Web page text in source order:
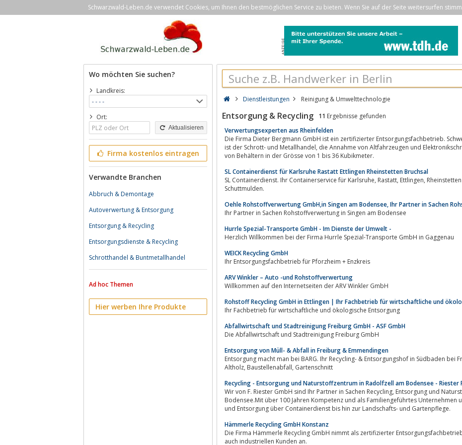
Schwarzwald-Leben.de verwendet Cookies, um Ihnen den bestmöglichen Service zu bieten. Wenn Sie auf der Seite weitersurfen
Wo möchten Sie suchen?
Landkreis:
Ort:
Aktualisieren
Firma kostenlos eintragen
Verwandte Branchen
Abbruch & Demontage
Autoverwertung & Entsorgung
Entsorgung & Recycling
Entsorgungsdienste & Recycling
Schrotthandel & Buntmetallhandel
Ad hoc Themen
Hier werben Ihre Produkte
Dienstleistungen Reinigung & Umwelttechnologie
Entsorgung & Recycling 11 Ergebnisse gefunden
Verwertungsexperten aus Rheinfelden
Die Firma Dieter Bergmann GmbH ist ein zertifizierter Entsorgungsfachbetrieb.
ist der Schrott- und Metallhandel, die Annahme von Altfahrzeugen und Elektronikschrott sowie die Gestellung und Abholung
von Behältern in der Grösse von 1 bis 36 Kubikmeter.
SL Containerdienst für Karlsruhe Rastatt Ettlingen Rheinstetten Bruchsal
SL Containerdienst. Ihr Containerservice für Karlsruhe, Rastatt, Ettlingen, Rheinstetten und Bruchsal. Wir bieten mehr als
Schuttmulden.
Oehle Rohstoffverwertung GmbH,in Singen am Bodensee, Ihr Partner in Sachen
Ihr Partner in Sachen Rohstoffverwertung in Singen am Bodensee
Hurrle Spezial-Transporte GmbH - Im Dienste der Umwelt -
Herzlich Willkommen bei der Firma Hurrle Spezial-Transporte GmbH in Gaggenau
WEICK Recycling GmbH
Ihr Entsorgungsfachbetrieb für Pforzheim + Enzkreis
ARV Winkler – Auto -und Rohstoffverwertung
Willkommen auf den Internetseiten der ARV Winkler GmbH
Rohstoff Recycling GmbH in Ettlingen | Ihr Fachbetrieb für wirtschaftliche und
Ihr Fachbetrieb für wirtschaftliche und ökologische Entsorgung
Abfallwirtschaft und Stadtreinigung Freiburg GmbH - ASF GmbH
Die Abfallwirtschaft und Stadtreinigung Freiburg GmbH
Entsorgung von Müll- & Abfall in Freiburg & Emmendingen
Entsorgung macht man bei BARG. Ihr Recycling- & Entsorgungshof in Südbaden bei
Altholz, Baustellenabfall, Gartenschnitt
Recycling - Entsorgung und Naturstoffzentrum in Radolfzell am Bodensee - Riester
Wir von F. Riester GmbH sind Ihr Partner in Sachen Recycling, Entsorgung und Naturstoffzentrum in Radolfzell am
Bodensee.Mit über 100 Jahren Kompetenz und als Familiengeführtes Unternehmen
und Entsorgung über Containerdienst bis hin zur Landschafts- und Gartenpflege.
Hämmerle Recycling GmbH Konstanz
Die Firma Hämmerle Recycling GmbH nimmt als zertifizierter Entsorgungsfachbetrieb Abfälle von
auch industriellen Kunden an.